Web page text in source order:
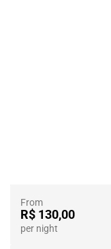
From
R$ 130,00
per night